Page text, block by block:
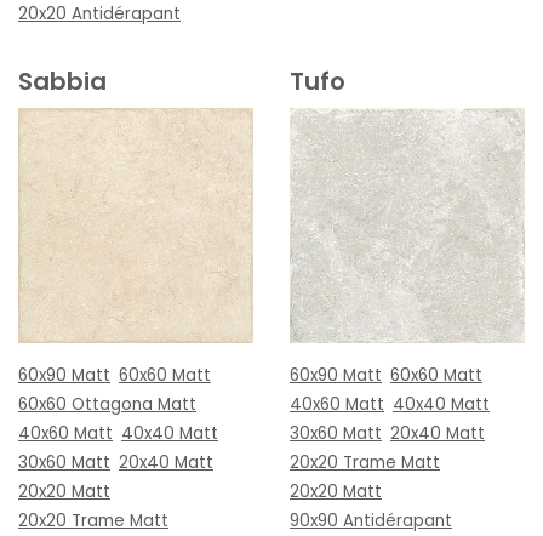
20x20 Antidérapant
Sabbia
60x90 Matt 60x60 Matt
60x60 Ottagona Matt
40x60 Matt 40x40 Matt
30x60 Matt 20x40 Matt
20x20 Matt
20x20 Trame Matt
Tufo
60x90 Matt 60x60 Matt
40x60 Matt 40x40 Matt
30x60 Matt 20x40 Matt
20x20 Trame Matt
20x20 Matt
90x90 Antidérapant